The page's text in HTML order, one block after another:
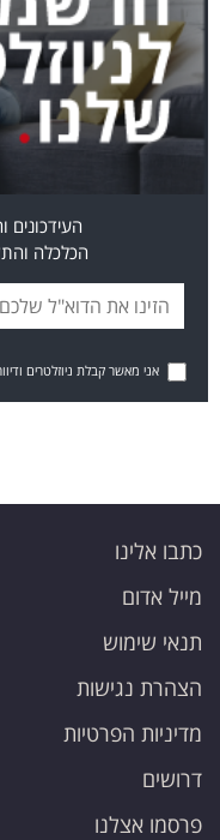
העידכונים
הכלכלה
אני מאשר קבלת ניוזלטרים
כתבו אלינו
מייל אדום
תנאי שימוש
הצהרת נגישות
מדיניות הפרטיות
דרושים
פרסמו אצלנו